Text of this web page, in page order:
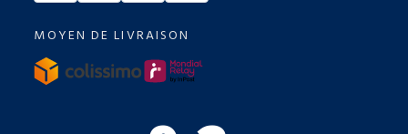
MOYEN DE LIVRAISON